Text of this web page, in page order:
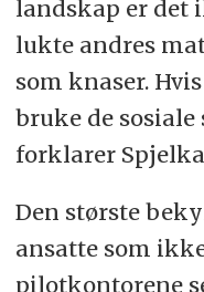
landskap er det
lukte andres
som knaser.
bruke de
forklarer
Den største
ansatte som
pilotkontorene